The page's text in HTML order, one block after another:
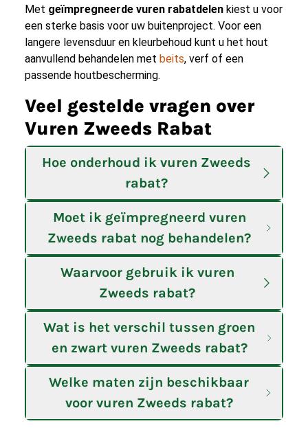
Met geïmpregneerde vuren rabatdelen kiest u voor
een sterke basis voor uw buitenproject. Voor een
langere levensduur en kleurbehoud kunt u het hout
aanvullend behandelen met beits, verf of een
passende houtbescherming.
Veel gestelde vragen over
Vuren Zweeds Rabat
Hoe onderhoud ik vuren Zweeds
rabat?
Moet ik geïmpregneerd vuren
Zweeds rabat nog behandelen?
Waarvoor gebruik ik vuren
Zweeds rabat?
Wat is het verschil tussen groen
en zwart vuren Zweeds rabat?
Welke maten zijn beschikbaar
voor vuren Zweeds rabat?